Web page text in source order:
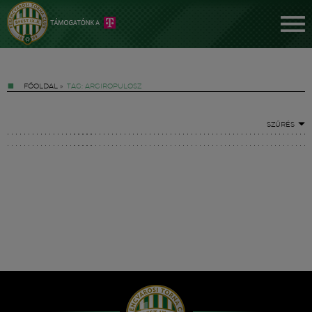
FŐOLDAL » TAG: ARGIROPULOSZ
SZŰRÉS
Hírek